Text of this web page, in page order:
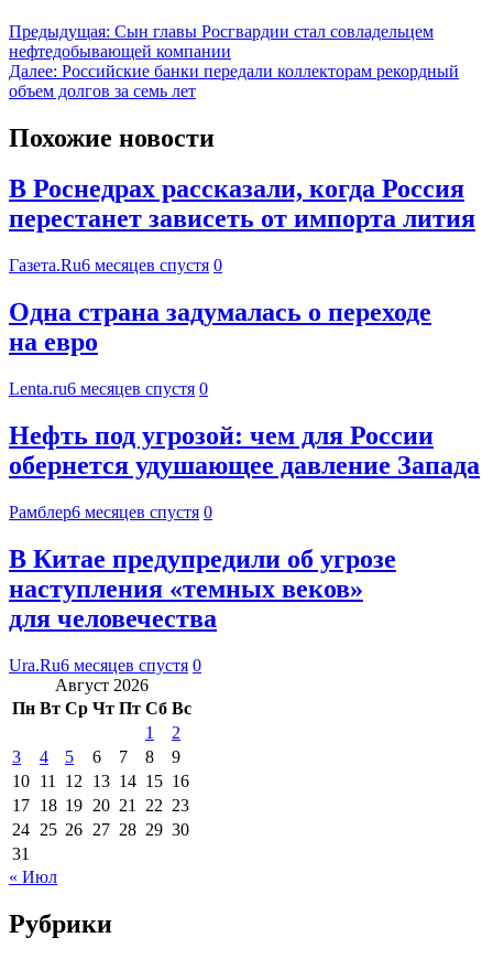
Предыдущая: Сын главы Росгвардии стал совладельцем
нефтедобывающей компании
Далее: Российские банки передали коллекторам рекордный
объем долгов за семь лет
Похожие новости
В Роснедрах рассказали, когда Россия
перестанет зависеть от импорта лития
Газета.Ru6 месяцев спустя 0
Одна страна задумалась о переходе
на евро
Lenta.ru6 месяцев спустя 0
Нефть под угрозой: чем для России
обернется удушающее давление Запада
Рамблер6 месяцев спустя 0
В Китае предупредили об угрозе
наступления «темных веков»
для человечества
Ura.Ru6 месяцев спустя 0
Август 2026
Пн Вт Ср Чт Пт Сб Вс
1
2
3
4 5 6 7 8
9
10 11 12 13 14 15 16
17 18 19 20 21 22 23
24 25 26 27 28 29 30
31
« Июл
Рубрики